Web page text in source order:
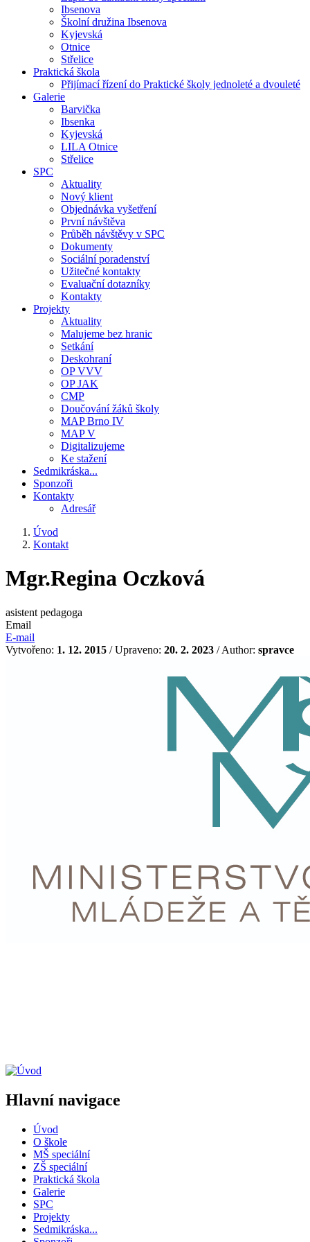
Ibsenova
Školní družina Ibsenova
Kyjevská
Otnice
Střelice
Praktická škola
Přijímací řízení do Praktické školy jednoleté a dvouleté
Galerie
Barvička
Ibsenka
Kyjevská
LILA Otnice
Střelice
SPC
Aktuality
Nový klient
Objednávka vyšetření
První návštěva
Průběh návštěvy v SPC
Dokumenty
Sociální poradenství
Užitečné kontakty
Evaluační dotazníky
Kontakty
Projekty
Aktuality
Malujeme bez hranic
Setkání
Deskohraní
OP VVV
OP JAK
CMP
Doučování žáků školy
MAP Brno IV
MAP V
Digitalizujeme
Ke stažení
Sedmikráska...
Sponzoři
Kontakty
Adresář
Drobečková
navigace
Úvod
Kontakt
Mgr.Regina Oczková
asistent pedagoga
Email
E-mail
Vytvořeno: 1. 12. 2015 / Upraveno: 20. 2. 2023 / Author: spravce
Hlavní navigace
Úvod
O škole
MŠ speciální
ZŠ speciální
Praktická škola
Galerie
SPC
Projekty
Sedmikráska...